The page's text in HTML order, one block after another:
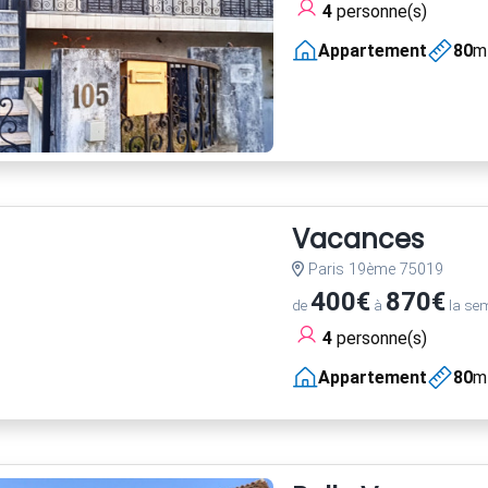
4personne(s)
Appartement
80
Vacances
Paris 19ème 75019
de400€à 870€la
4personne(s)
Appartement
80